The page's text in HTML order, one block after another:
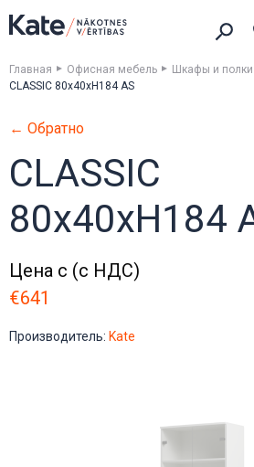
Главная Офисная мебель Шкафы и полки
CLASSIC 80x40xH184 AS
← Обратно
CLASSIC
80x40xH184
Цена с (с НДС)
€641
Производитель: Kate